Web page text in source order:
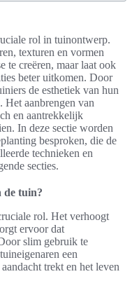
rol in tuinontwerp.
texturen en vormen
te creëren, maar laat ook
beter uitkomen. Door
de esthetiek van hun
Het aanbrengen van
en aantrekkelijk
In deze sectie worden
besproken, die de
technieken en
secties.
de tuin?
rol. Het verhoogt
ervoor dat
slim gebruik te
een
trekt en het leven